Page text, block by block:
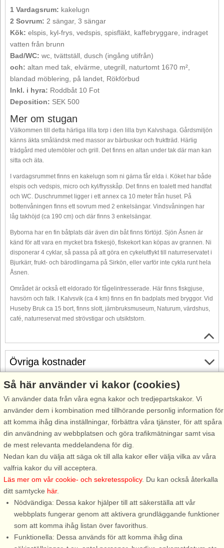
1 Vardagsrum: kakelugn
2 Sovrum: 2 sängar, 3 sängar
Kök: elspis, kyl-frys, vedspis, spisfläkt, kaffebryggare, indraget
vatten från brunn
Bad/WC: wc, tvättställ, dusch (ingång utifrån)
och: altan med tak, elvärme, utegrill, naturtomt 1670 m²,
blandad möblering, på landet, Rökförbud
Inkl. i hyra: Roddbåt 10 Fot
Deposition: SEK 500
Mer om stugan
Välkommen till detta härliga lilla torp i den lilla byn Kalvshaga. Gårdsmiljön
känns äkta småländsk med massor av bärbuskar och fruktträd. Härlig
trädgård med utemöbler och grill. Det finns en altan under tak där man kan
sitta och äta.
I vardagsrummet finns en kakelugn som ni gärna får elda i. Köket har både
elspis och vedspis, micro och kyl/frysskåp. Det finns en toalett med handfat
och WC. Duschrummet ligger i ett annex ca 10 meter från huset. På
bottenvåningen finns ett sovrum med 2 enkelsängar. Vindsvåningen har
låg takhöjd (ca 190 cm) och där finns 3 enkelsängar.
Byborna har en fin båtplats där även din båt finns förtöjd. Sjön Åsnen är
känd för att vara en mycket bra fiskesjö, fiskekort kan köpas av grannen. Ni
disponerar 4 cyklar, så passa på att göra en cykelutflykt till naturreservatet i
Bjurkärr, frukt- och bärodlingarna på Sirkön, eller varför inte cykla runt hela
Åsnen.
Området är också ett eldorado för fågelintresserade. Här finns fiskgjuse,
havsörn och falk. I Kalvsvik (ca 4 km) finns en fin badplats med bryggor. Vid
Huseby Bruk ca 15 bort, finns slott, järnbruksmuseum, Naturum, värdshus,
café, naturreservat med strövstigar och utsiktstorn.
Om området
Info och öppettider
Innan semestern
Övriga kostnader
Gratis avbokning
Gratis avbokning fram till 35 dagar före ankomst. Gäller för
ankomster under perioden 18/7-2026 till 31/12-2027
Se villkor här
Topp-attraktioner i området
Så här använder vi kakor (cookies)
Vi använder data från våra egna kakor och tredjepartskakor. Vi
använder dem i kombination med tillhörande personlig information för
att komma ihåg dina inställningar, förbättra våra tjänster, för att spåra
din användning av webbplatsen och göra trafikmätningar samt visa
de mest relevanta meddelandena för dig.
Nedan kan du välja att säga ok till alla kakor eller välja vilka av våra
valfria kakor du vill acceptera.
Läs mer om vår cookie- och sekretesspolicy. Du kan också återkalla
ditt samtycke här.
Nödvändiga: Dessa kakor hjälper till att säkerställa att vår
webbplats fungerar genom att aktivera grundläggande funktioner
som att komma ihåg listan över favorithus.
Funktionella: Dessa används för att komma ihåg dina